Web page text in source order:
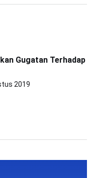
Gugatan Terhadap
2019